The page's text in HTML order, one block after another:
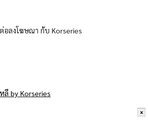
x
ลงโฆษณา กับ Korseries
ลี by Korseries